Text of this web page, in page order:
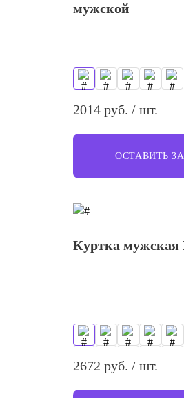
мужской
2014 руб. / шт.
ОСТАВИТЬ
Куртка мужская
2672 руб. / шт.